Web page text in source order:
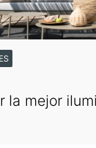
la mejor